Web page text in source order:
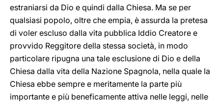
estraniarsi da Dio e quindi dalla Chiesa. Ma se per
qualsiasi popolo, oltre che empia, è assurda la pretesa
di voler escluso dalla vita pubblica Iddio Creatore e
provvido Reggitore della stessa società, in modo
particolare ripugna una tale esclusione di Dio e della
Chiesa dalla vita della Nazione Spagnola, nella quale la
Chiesa ebbe sempre e meritamente la parte più
importante e più beneficamente attiva nelle leggi, nelle